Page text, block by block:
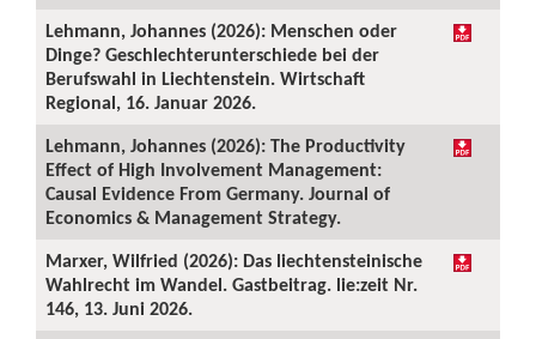
Lehmann, Johannes (2026): Menschen oder
Dinge? Geschlechterunterschiede bei der
Berufswahl in Liechtenstein. Wirtschaft
Regional, 16. Januar 2026.
Lehmann, Johannes (2026): The Productivity
Effect of High Involvement Management:
Causal Evidence From Germany. Journal of
Economics & Management Strategy.
Marxer, Wilfried (2026): Das liechtensteinische
Wahlrecht im Wandel. Gastbeitrag. lie:zeit Nr.
146, 13. Juni 2026.